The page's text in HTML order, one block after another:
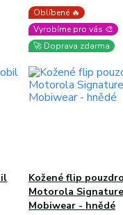
Oblíbené 🔥
Vyrobíme pro vás 🎨
🚀 Doprava zdarma
Kožené flip
Motorola
Mobiwear - hnědé